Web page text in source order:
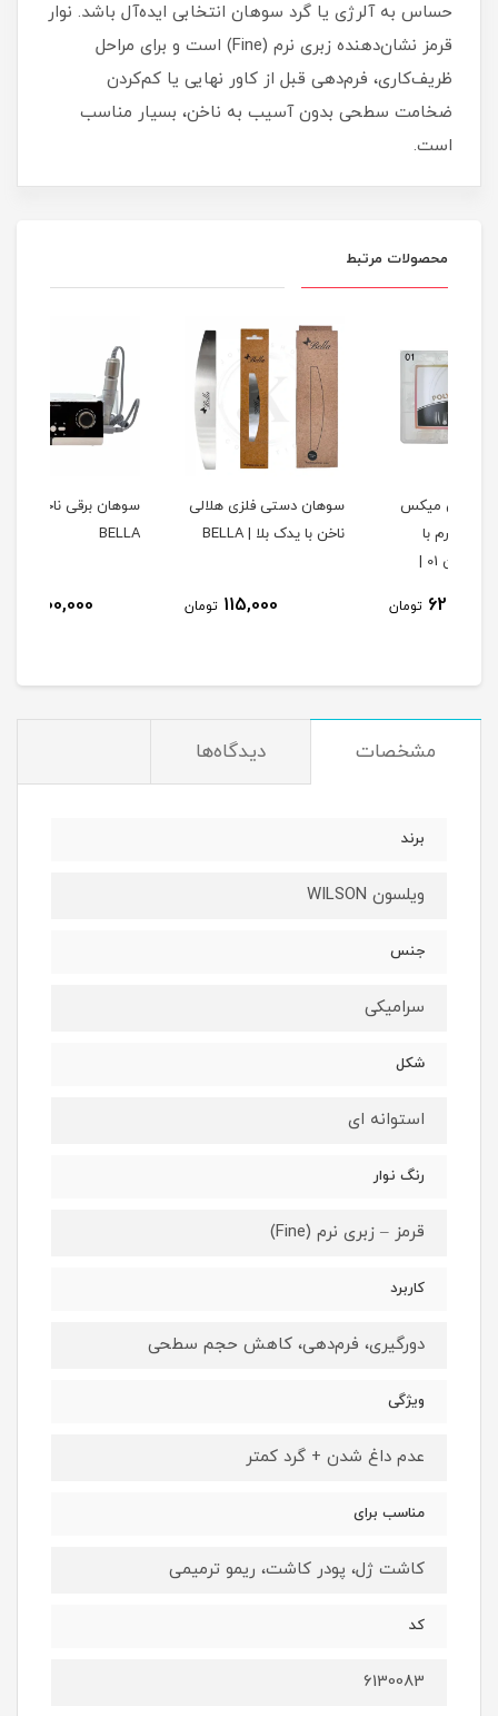
حساس به آلرژی یا گرد سوهان انتخابی ایده‌آل باشد. نوار
قرمز نشان‌دهنده زبری نرم (Fine) است و برای مراحل
ظریف‌کاری، فرم‌دهی قبل از کاور نهایی یا کم‌کردن
ضخامت سطحی بدون آسیب به ناخن، بسیار مناسب
است.
محصولات مرتبط
سوهان دستی فلزی هلالی
ناخن با یدک بلا | BELLA
تومان
سوهان برقی ناخن بلا |
BELLA
تومان
مشخصات دیدگاه‌ها
برند
ویلسون WILSON
جنس
سرامیکی
شکل
استوانه ای
رنگ نوار
قرمز – زبری نرم (Fine)
کاربرد
دورگیری، فرم‌دهی، کاهش حجم سطحی
ویژگی
عدم داغ شدن + گرد کمتر
مناسب برای
کاشت ژل، پودر کاشت، ریمو ترمیمی
کد
6130083